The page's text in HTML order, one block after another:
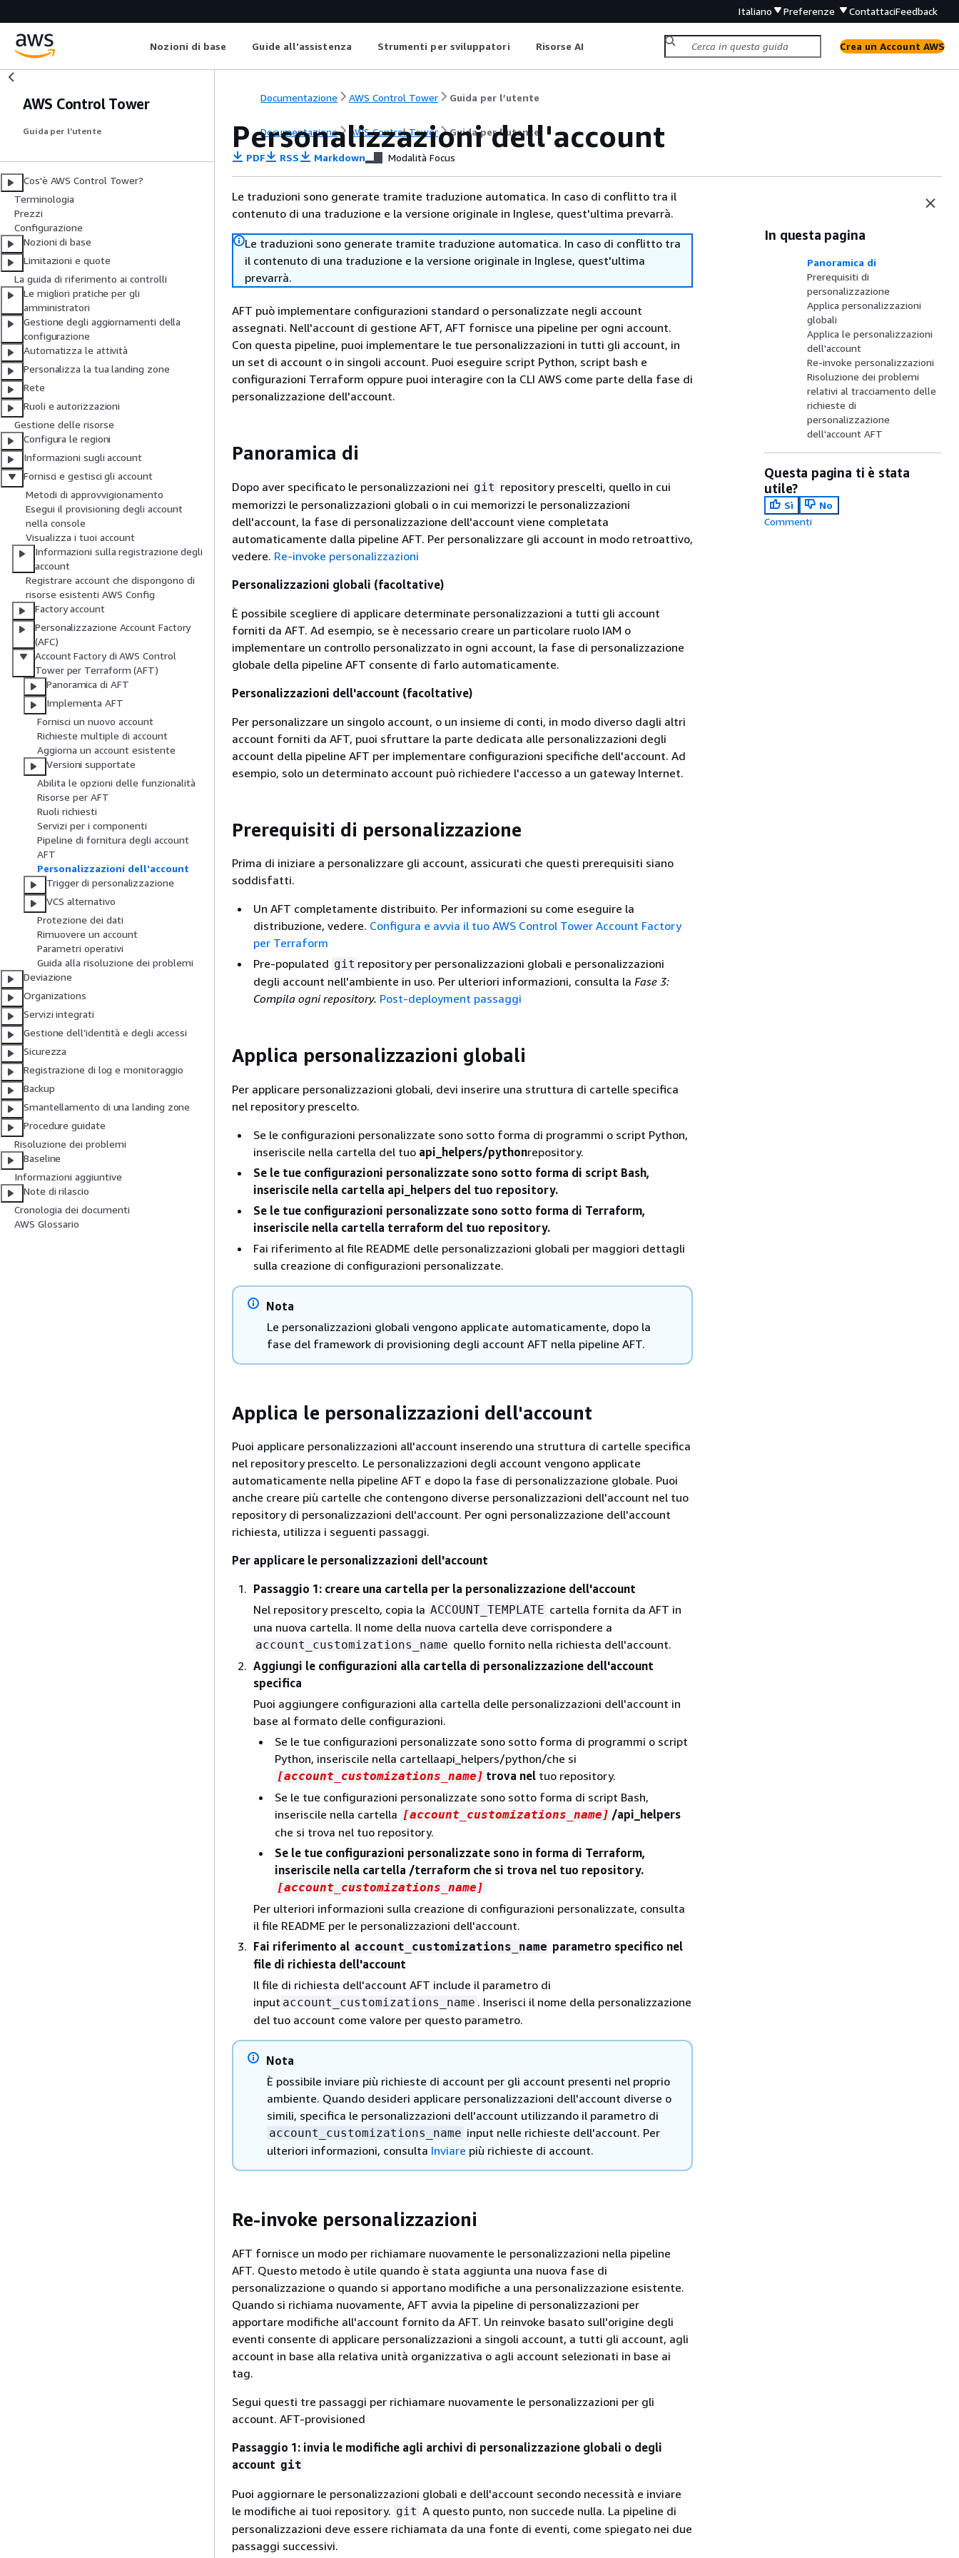
Italiano Preferenze ContattaciFeedback
Nozioni di base Guide all'assistenza Strumenti per sviluppatori Risorse AI Crea un Account AWS
AWS Control Tower
Guida per l’utente
Cos'è AWS Control Tower?
Terminologia
Prezzi
Configurazione
Nozioni di base
Limitazioni e quote
La guida di riferimento ai controlli
Le migliori pratiche per gli
amministratori
Gestione degli aggiornamenti della
configurazione
Automatizza le attività
Personalizza la tua landing zone
Rete
Ruoli e autorizzazioni
Gestione delle risorse
Configura le regioni
Informazioni sugli account
Fornisci e gestisci gli account
Metodi di approvvigionamento
Esegui il provisioning degli account
nella console
Visualizza i tuoi account
Informazioni sulla registrazione degli
account
Registrare account che dispongono di
risorse esistenti AWS Config
Factory account
Personalizzazione Account Factory
(AFC)
Account Factory di AWS Control
Tower per Terraform (AFT)
Panoramica di AFT
Implementa AFT
Fornisci un nuovo account
Richieste multiple di account
Aggiorna un account esistente
Versioni supportate
Abilita le opzioni delle funzionalità
Risorse per AFT
Ruoli richiesti
Servizi per i componenti
Pipeline di fornitura degli account
AFT
Personalizzazioni dell'account
Trigger di personalizzazione
VCS alternativo
Protezione dei dati
Rimuovere un account
Parametri operativi
Guida alla risoluzione dei problemi
Deviazione
Organizations
Servizi integrati
Gestione dell’identità e degli accessi
Sicurezza
Registrazione di log e monitoraggio
Backup
Smantellamento di una landing zone
Procedure guidate
Risoluzione dei problemi
Baseline
Informazioni aggiuntive
Note di rilascio
Cronologia dei documenti
AWS Glossario
Documentazione AWS Control Tower Guida per l’utente
Documentazione AWS Control Tower Guida per l’utente
Personalizzazioni dell'account
PDF RSS Markdown Modalità Focus
Le traduzioni sono generate tramite traduzione automatica. In caso di conflitto tra il
contenuto di una traduzione e la versione originale in Inglese, quest'ultima prevarrà.
Le traduzioni sono generate tramite traduzione automatica. In caso di conflitto tra
il contenuto di una traduzione e la versione originale in Inglese, quest'ultima
prevarrà.
AFT può implementare configurazioni standard o personalizzate negli account
assegnati. Nell'account di gestione AFT, AFT fornisce una pipeline per ogni account.
Con questa pipeline, puoi implementare le tue personalizzazioni in tutti gli account, in
un set di account o in singoli account. Puoi eseguire script Python, script bash e
configurazioni Terraform oppure puoi interagire con la CLI AWS come parte della fase di
personalizzazione dell'account.
Panoramica di
Dopo aver specificato le personalizzazioni nei git repository prescelti, quello in cui
memorizzi le personalizzazioni globali o in cui memorizzi le personalizzazioni
dell'account, la fase di personalizzazione dell'account viene completata
automaticamente dalla pipeline AFT. Per personalizzare gli account in modo retroattivo,
vedere. Re-invoke personalizzazioni
Personalizzazioni globali (facoltative)
È possibile scegliere di applicare determinate personalizzazioni a tutti gli account
forniti da AFT. Ad esempio, se è necessario creare un particolare ruolo IAM o
implementare un controllo personalizzato in ogni account, la fase di personalizzazione
globale della pipeline AFT consente di farlo automaticamente.
Personalizzazioni dell'account (facoltative)
Per personalizzare un singolo account, o un insieme di conti, in modo diverso dagli altri
account forniti da AFT, puoi sfruttare la parte dedicata alle personalizzazioni degli
account della pipeline AFT per implementare configurazioni specifiche dell'account. Ad
esempio, solo un determinato account può richiedere l'accesso a un gateway Internet.
Prerequisiti di personalizzazione
Prima di iniziare a personalizzare gli account, assicurati che questi prerequisiti siano
soddisfatti.
Un AFT completamente distribuito. Per informazioni su come eseguire la
distribuzione, vedere. Configura e avvia il tuo AWS Control Tower Account Factory
per Terraform
Pre-populated git repository per personalizzazioni globali e personalizzazioni
degli account nell'ambiente in uso. Per ulteriori informazioni, consulta la Fase 3:
Compila ogni repository. Post-deployment passaggi
Applica personalizzazioni globali
Per applicare personalizzazioni globali, devi inserire una struttura di cartelle specifica
nel repository prescelto.
Se le configurazioni personalizzate sono sotto forma di programmi o script Python,
inseriscile nella cartella del tuo api_helpers/pythonrepository.
Se le tue configurazioni personalizzate sono sotto forma di script Bash,
inseriscile nella cartella api_helpers del tuo repository.
Se le tue configurazioni personalizzate sono sotto forma di Terraform,
inseriscile nella cartella terraform del tuo repository.
Fai riferimento al file README delle personalizzazioni globali per maggiori dettagli
sulla creazione di configurazioni personalizzate.
Nota
Le personalizzazioni globali vengono applicate automaticamente, dopo la
fase del framework di provisioning degli account AFT nella pipeline AFT.
Applica le personalizzazioni dell'account
Puoi applicare personalizzazioni all'account inserendo una struttura di cartelle specifica
nel repository prescelto. Le personalizzazioni degli account vengono applicate
automaticamente nella pipeline AFT e dopo la fase di personalizzazione globale. Puoi
anche creare più cartelle che contengono diverse personalizzazioni dell'account nel tuo
repository di personalizzazioni dell'account. Per ogni personalizzazione dell'account
richiesta, utilizza i seguenti passaggi.
Per applicare le personalizzazioni dell'account
Passaggio 1: creare una cartella per la personalizzazione dell'account
Nel repository prescelto, copia la ACCOUNT_TEMPLATE cartella fornita da AFT in
una nuova cartella. Il nome della nuova cartella deve corrispondere a
account_customizations_name quello fornito nella richiesta dell'account.
Aggiungi le configurazioni alla cartella di personalizzazione dell'account
specifica
Puoi aggiungere configurazioni alla cartella delle personalizzazioni dell'account in
base al formato delle configurazioni.
Se le tue configurazioni personalizzate sono sotto forma di programmi o script
Python, inseriscile nella cartellaapi_helpers/python/che si
[account_customizations_name] trova nel tuo repository.
Se le tue configurazioni personalizzate sono sotto forma di script Bash,
inseriscile nella cartella [account_customizations_name] /api_helpers
che si trova nel tuo repository.
Se le tue configurazioni personalizzate sono in forma di Terraform,
inseriscile nella cartella /terraform che si trova nel tuo repository.
[account_customizations_name]
Per ulteriori informazioni sulla creazione di configurazioni personalizzate, consulta
il file README per le personalizzazioni dell'account.
Fai riferimento al account_customizations_name parametro specifico nel
file di richiesta dell'account
Il file di richiesta dell'account AFT include il parametro di
input account_customizations_name . Inserisci il nome della personalizzazione
del tuo account come valore per questo parametro.
Nota
È possibile inviare più richieste di account per gli account presenti nel proprio
ambiente. Quando desideri applicare personalizzazioni dell'account diverse o
simili, specifica le personalizzazioni dell'account utilizzando il parametro di
account_customizations_name input nelle richieste dell'account. Per
ulteriori informazioni, consulta Inviare più richieste di account.
Re-invoke personalizzazioni
AFT fornisce un modo per richiamare nuovamente le personalizzazioni nella pipeline
AFT. Questo metodo è utile quando è stata aggiunta una nuova fase di
personalizzazione o quando si apportano modifiche a una personalizzazione esistente.
Quando si richiama nuovamente, AFT avvia la pipeline di personalizzazioni per
apportare modifiche all'account fornito da AFT. Un reinvoke basato sull'origine degli
eventi consente di applicare personalizzazioni a singoli account, a tutti gli account, agli
account in base alla relativa unità organizzativa o agli account selezionati in base ai
tag.
Segui questi tre passaggi per richiamare nuovamente le personalizzazioni per gli
account. AFT-provisioned
Passaggio 1: invia le modifiche agli archivi di personalizzazione globali o degli
account git
Puoi aggiornare le personalizzazioni globali e dell'account secondo necessità e inviare
le modifiche ai tuoi repository. git A questo punto, non succede nulla. La pipeline di
personalizzazioni deve essere richiamata da una fonte di eventi, come spiegato nei due
passaggi successivi.
In questa pagina
Panoramica di
Prerequisiti di
personalizzazione
Applica personalizzazioni
globali
Applica le personalizzazioni
dell'account
Re-invoke personalizzazioni
Risoluzione dei problemi
relativi al tracciamento delle
richieste di
personalizzazione
dell'account AFT
Questa pagina ti è stata
utile?
Sì
No
Commenti